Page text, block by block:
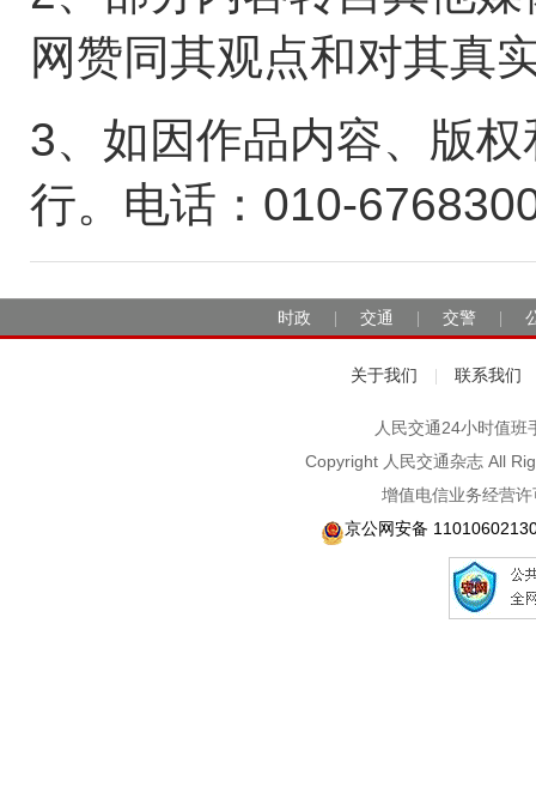
网赞同其观点和对其真
3、如因作品内容、版
行。电话：010-
时政 交通 交警
关于我们 联系我们
人民交通24小时值
Copyright 人民交通杂志 All
增值电信业务经营
京公网安备